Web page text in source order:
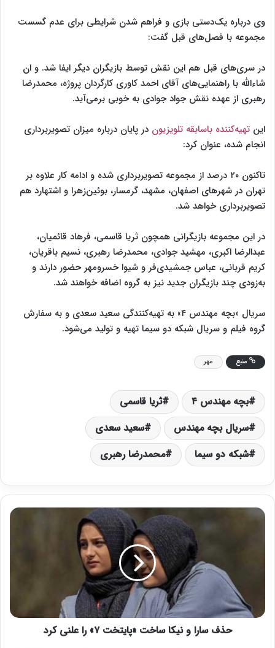
وی درباره یک‌دستی بازی و فراهم شدن شرایطی برای عدم گسست
مجموعه با فصل‌های قبل گفت:
در سری‌های قبل هم این نقش توسط بازیگران دیگر ایفا شد. و ان
شاءالله با راهنمایی‌های آقای احمد کاوری کارگردان پروژه، محمدرضا
رهبری از عهده نقش جواد جوادی به خوبی برمی‌آید.
این تهیه‌کننده باسابقه تلویزیون در پایان درباره میزان تصویربرداری
انجام شده، عنوان کرد:
تاکنون ۲۰ درصد از مجموعه تصویربرداری شده و ادامه کار علاوه بر
تهران در شهرهای اصفهان، مشهد، گرمسار، بوئین‌زهرا و اشتهارد هم
تصویربرداری خواهد شد.
در این مجموعه بازیگرانی همچون ثریا قاسمی، فرهاد قائمیان،
عبدالرضا اکبری، مهشید جوادی، محمدرضا رهبری، نسیم باقریان،
کریم قربانی، عباس جمشیدی‌فر و شیوا خسرومهر حضور دارند و
به‌زودی چند بازیگران جدید نیز به گروه اضافه خواهند شد.
سریال «بچه مهندس ۴» به تهیه‌کنندگی سعید سعدی و به سفارش
گروه فیلم و سریال شبکه دو سیما تهیه و تولید می‌شود.
منبع مهر
بچه مهندس ۴
ثریا قاسمی
سریال بچه مهندس
سعید سعدی
شبکه دو سیما
محمدرضا رهبری
ح
ن
حذف سارا و نیکا ساخت «پایتخت ۷» را علنی کرد